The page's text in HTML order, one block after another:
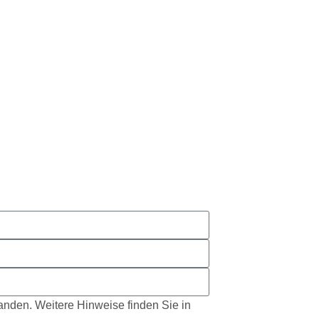
Weitere Hinweise finden Sie in